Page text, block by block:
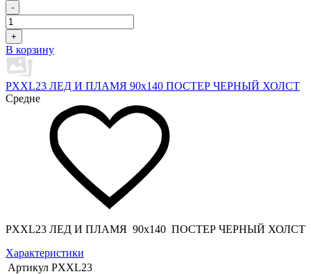
-
+
В корзину
PXXL23 ЛЕД И ПЛАМЯ 90x140 ПОСТЕР ЧЕРНЫЙ ХОЛСТ
Средне
PXXL23 ЛЕД И ПЛАМЯ 90x140 ПОСТЕР ЧЕРНЫЙ ХОЛСТ
Характеристики
Артикул PXXL23